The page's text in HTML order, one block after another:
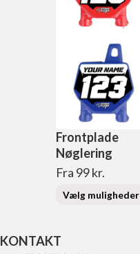
Frontplade
Nøglering
Fra 99kr.
Vælg muligheder
Dette
vare
har
flere
kan
KONTAKT